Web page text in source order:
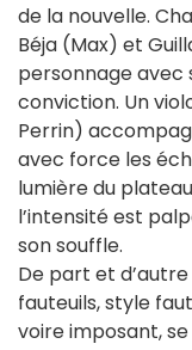
de la nouvelle.
Béja (Max) et
personnage avec
conviction. Un
Perrin)
avec force les
lumière du
l’intensité est
son souffle.
De part et
fauteuils, style
voire imposant,